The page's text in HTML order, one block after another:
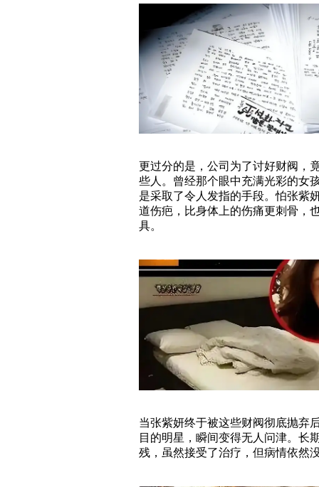
更过分的是，公司为了讨好财阀，
些人。曾经那个眼中充满光彩的女
是采取了令人发指的手段。怕张紫
道伤疤，比身体上的伤痛更刺骨，
具。
当张紫妍终于被这些财阀彻底抛弃
目的明星，瞬间变得无人问津。长
残，虽然接受了治疗，但病情依然